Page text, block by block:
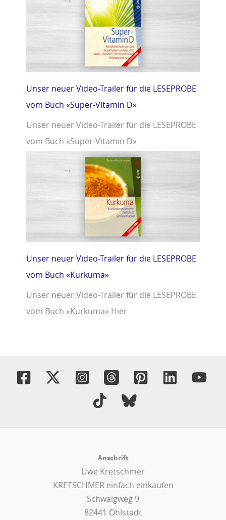
Unser neuer Video-Trailer für die LESEPROBE
vom Buch «Super-Vitamin D»
Unser neuer Video-Trailer für die LESEPROBE
vom Buch «Super-Vitamin D»
Unser neuer Video-Trailer für die LESEPROBE
vom Buch «Kurkuma»
Unser neuer Video-Trailer für die LESEPROBE
vom Buch «Kurkuma» Hier
Anschrift
Uwe Kretschmer
KRETSCHMER einfach einkaufen
Schwaigweg 9
82441 Ohlstadt